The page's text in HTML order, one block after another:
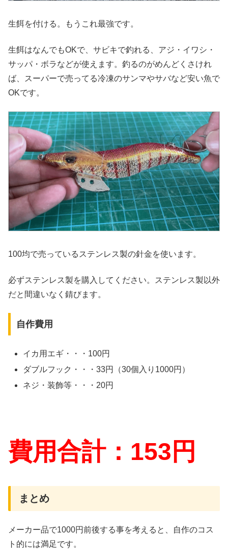
生餌を付ける。もうこれ最強です。
生餌はなんでもOKで、サビキで釣れる、アジ・イワシ・
サッパ・ボラなどが使えます。釣るのがめんどくさけれ
ば、スーパーで売ってる冷凍のサンマやサバなど安い魚で
OKです。
100均で売っているステンレス製の針金を使います。
必ずステンレス製を購入してください。ステンレス製以外
だと間違いなく錆びます。
自作費用
イカ用エギ・・・100円
ダブルフック・・・33円（30個入り1000円）
ネジ・装飾等・・・20円
費用合計：153円
まとめ
メーカー品で1000円前後する事を考えると、自作のコス
ト的には満足です。